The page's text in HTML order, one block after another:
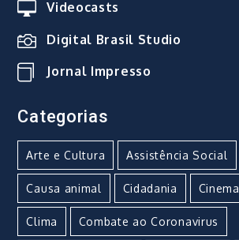
Videocasts
Digital Brasil Studio
Jornal Impresso
Categorias
Arte e Cultura Assistência Social
Causa animal Cidadania Cinema
Clima Combate ao Coronavirus